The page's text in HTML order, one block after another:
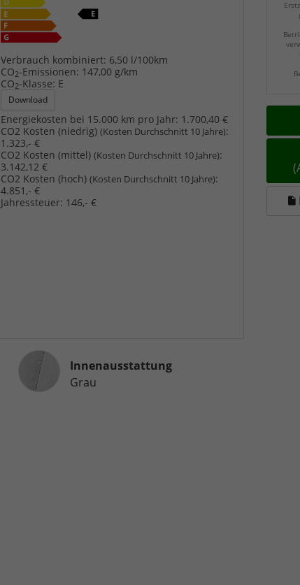
Verbrauch kombiniert: 6,50 l/100km
CO2-Emissionen: 147,00 g/km
CO2-Klasse: E
Download
Energiekosten bei 15.000 km pro Jahr: 1.700,40 €
CO2 Kosten (niedrig)(Kosten Durchschnitt 10 Jahre):
1.323,- €
CO2 Kosten (mittel)(Kosten Durchschnitt 10 Jahre):
3.142,12 €
CO2 Kosten (hoch)(Kosten Durchschnitt 10 Jahre):
4.851,- €
Jahressteuer: 146,- €
InnenausstattungInnenausstattung
Grau